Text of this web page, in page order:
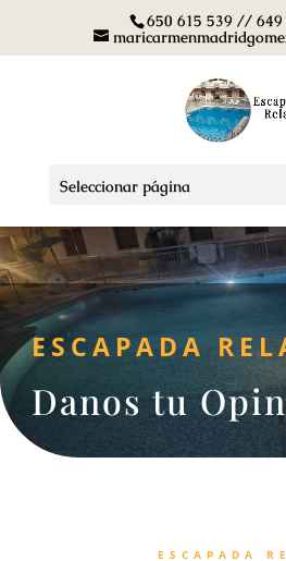
650 615 539 // 649
Seleccionar página
ESCAPADA
Danos tu
ESCAPADA